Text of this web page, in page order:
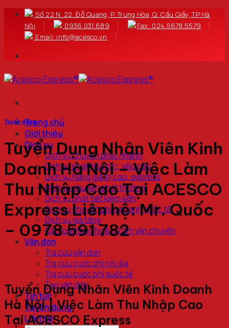
Số 22 N. 22. Đỗ Quang, P. Trung Hòa, Q. Cầu Giấy, TP Hà
Nội
0936.031.689
Fax: 024.5678.5579
Email: info@acesco.vn
Trang chủ
Giới thiệu
Dịch vụ
Dịch vụ chuyển phát nhanh
Dịch vụ phát hỏa tốc, yêu cầu
Dịch vụ hàng giá trị cao, express
Dịch vụ chuyển phát thường
Dịch vụ phát tiết kiệm 48h
Dịch vụ chuyển phát nhanh quốc tế
Dịch vụ gia tăng
Các loại hàng hoá bị cấm vận chuyển
Vận đơn
Tra cứu vận đơn
Tra cứu cước phí nội địa
Tra cứu cước phí quốc tế
Tạo vận đơn
Tin tức
Tuyển dụng
Liên hệ
Tuyển dụng
Tuyển Dụng Nhân Viên Kinh
Doanh Hà Nội – Việc Làm
Thu Nhập Cao Tại ACESCO
Express Liên hệ: Mr. Quốc
– 0978 591 782
Tuyển Dụng Nhân Viên Kinh Doanh
Hà Nội | Việc Làm Thu Nhập Cao
Tại ACESCO Express